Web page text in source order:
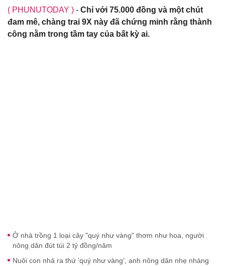
( PHUNUTODAY ) - Chỉ với 75.000 đồng và một chút
đam mê, chàng trai 9X này đã chứng minh rằng thành
công nằm trong tầm tay của bất kỳ ai.
Ở nhà trồng 1 loại cây "quý như vàng" thơm như hoa, người
nông dân đút túi 2 tỷ đồng/năm
Nuôi con nhả ra thứ 'quý như vàng', anh nông dân nhẹ nhàng